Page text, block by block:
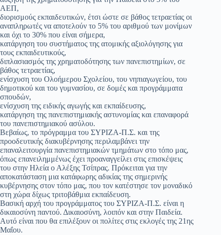
ΑΕΠ,
διορισμούς εκπαιδευτικών, έτσι ώστε σε βάθος τετραετίας οι
αναπληρωτές να αποτελούν το 5% του αριθμού των μονίμων
και όχι το 30% που είναι σήμερα,
κατάργηση του συστήματος της ατομικής αξιολόγησης για
τους εκπαιδευτικούς,
διπλασιασμός της χρηματοδότησης των πανεπιστημίων, σε
βάθος τετραετίας,
ενίσχυση του Ολοήμερου Σχολείου, του νηπιαγωγείου, του
δημοτικού και του γυμνασίου, σε δομές και προγράμματα
σπουδών,
ενίσχυση της ειδικής αγωγής και εκπαίδευσης,
κατάργηση της πανεπιστημιακής αστυνομίας και επαναφορά
του πανεπιστημιακού ασύλου.
Βεβαίως, το πρόγραμμα του ΣΥΡΙΖΑ-Π.Σ. και της
προοδευτικής διακυβέρνησης περιλαμβάνει την
επαναλειτουργία πανεπιστημιακών τμημάτων στο τόπο μας,
όπως επανειλημμένως έχει προαναγγείλει στις επισκέψεις
του στην Ηλεία ο Αλέξης Τσίπρας. Πρόκειται για την
αποκατάσταση μια κατάφωρης αδικίας της σημερινής
κυβέρνησης στον τόπο μας, που τον κατέστησε τον μοναδικό
στη χώρα δίχως τριτοβάθμια εκπαίδευση.
Βασική αρχή του προγράμματος του ΣΥΡΙΖΑ-Π.Σ. είναι η
δικαιοσύνη παντού. Δικαιοσύνη, λοιπόν και στην Παιδεία.
Αυτό είναι που θα επιλέξουν οι πολίτες στις εκλογές της 21ης
Μαΐου.